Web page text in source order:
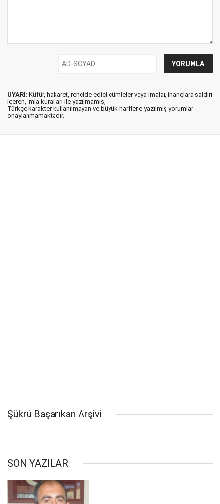
UYARI: Küfür, hakaret, rencide edici cümleler veya imalar, inançlara saldırı
içeren, imla kuralları ile yazılmamış,
Türkçe karakter kullanılmayan ve büyük harflerle yazılmış yorumlar
onaylanmamaktadır.
Şükrü Başarıkan Arşivi
SON YAZILAR